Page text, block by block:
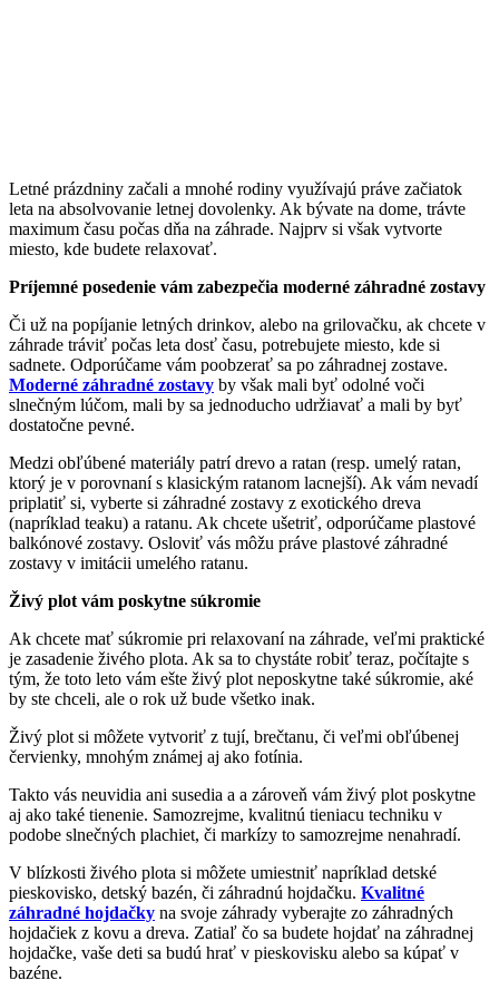
Letné prázdniny začali a mnohé rodiny využívajú práve začiatok
leta na absolvovanie letnej dovolenky. Ak bývate na dome, trávte
maximum času počas dňa na záhrade. Najprv si však vytvorte
miesto, kde budete relaxovať.
Príjemné posedenie vám zabezpečia moderné záhradné zostavy
Či už na popíjanie letných drinkov, alebo na grilovačku, ak chcete v
záhrade tráviť počas leta dosť času, potrebujete miesto, kde si
sadnete. Odporúčame vám poobzerať sa po záhradnej zostave.
Moderné záhradné zostavy by však mali byť odolné voči
slnečným lúčom, mali by sa jednoducho udržiavať a mali by byť
dostatočne pevné.
Medzi obľúbené materiály patrí drevo a ratan (resp. umelý ratan,
ktorý je v porovnaní s klasickým ratanom lacnejší). Ak vám nevadí
priplatiť si, vyberte si záhradné zostavy z exotického dreva
(napríklad teaku) a ratanu. Ak chcete ušetriť, odporúčame plastové
balkónové zostavy. Osloviť vás môžu práve plastové záhradné
zostavy v imitácii umelého ratanu.
Živý plot vám poskytne súkromie
Ak chcete mať súkromie pri relaxovaní na záhrade, veľmi praktické
je zasadenie živého plota. Ak sa to chystáte robiť teraz, počítajte s
tým, že toto leto vám ešte živý plot neposkytne také súkromie, aké
by ste chceli, ale o rok už bude všetko inak.
Živý plot si môžete vytvoriť z tují, brečtanu, či veľmi obľúbenej
červienky, mnohým známej aj ako fotínia.
Takto vás neuvidia ani susedia a a zároveň vám živý plot poskytne
aj ako také tienenie. Samozrejme, kvalitnú tieniacu techniku v
podobe slnečných plachiet, či markízy to samozrejme nenahradí.
V blízkosti živého plota si môžete umiestniť napríklad detské
pieskovisko, detský bazén, či záhradnú hojdačku. Kvalitné
záhradné hojdačky na svoje záhrady vyberajte zo záhradných
hojdačiek z kovu a dreva. Zatiaľ čo sa budete hojdať na záhradnej
hojdačke, vaše deti sa budú hrať v pieskovisku alebo sa kúpať v
bazéne.